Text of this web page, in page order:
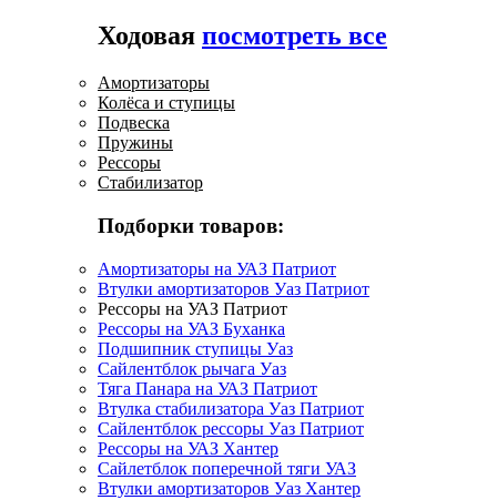
Ходовая посмотреть все
Амортизаторы
Колёса и ступицы
Подвеска
Пружины
Рессоры
Стабилизатор
Подборки товаров:
Амортизаторы на УАЗ Патриот
Втулки амортизаторов Уаз Патриот
Рессоры на УАЗ Патриот
Рессоры на УАЗ Буханка
Подшипник ступицы Уаз
Сайлентблок рычага Уаз
Тяга Панара на УАЗ Патриот
Втулка стабилизатора Уаз Патриот
Сайлентблок рессоры Уаз Патриот
Рессоры на УАЗ Хантер
Сайлетблок поперечной тяги УАЗ
Втулки амортизаторов Уаз Хантер